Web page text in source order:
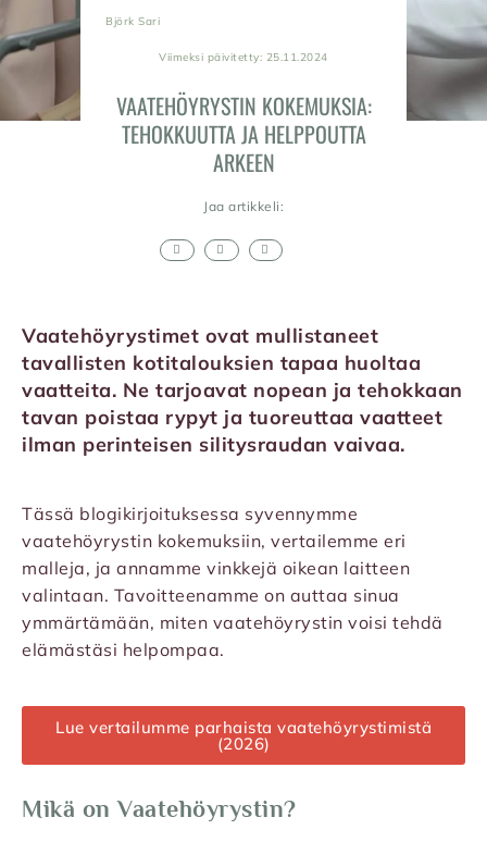
Björk Sari
Viimeksi päivitetty: 25.11.2024
VAATEHÖYRYSTIN KOKEMUKSIA:
TEHOKKUUTTA JA HELPPOUTTA
ARKEEN
Jaa artikkeli:
Vaatehöyrystimet ovat mullistaneet
tavallisten kotitalouksien tapaa huoltaa
vaatteita. Ne tarjoavat nopean ja tehokkaan
tavan poistaa rypyt ja tuoreuttaa vaatteet
ilman perinteisen silitysraudan vaivaa.
Tässä blogikirjoituksessa syvennymme
vaatehöyrystin kokemuksiin, vertailemme eri
malleja, ja annamme vinkkejä oikean laitteen
valintaan. Tavoitteenamme on auttaa sinua
ymmärtämään, miten vaatehöyrystin voisi tehdä
elämästäsi helpompaa.
Lue vertailumme parhaista vaatehöyrystimistä
(2026)
Mikä on Vaatehöyrystin?